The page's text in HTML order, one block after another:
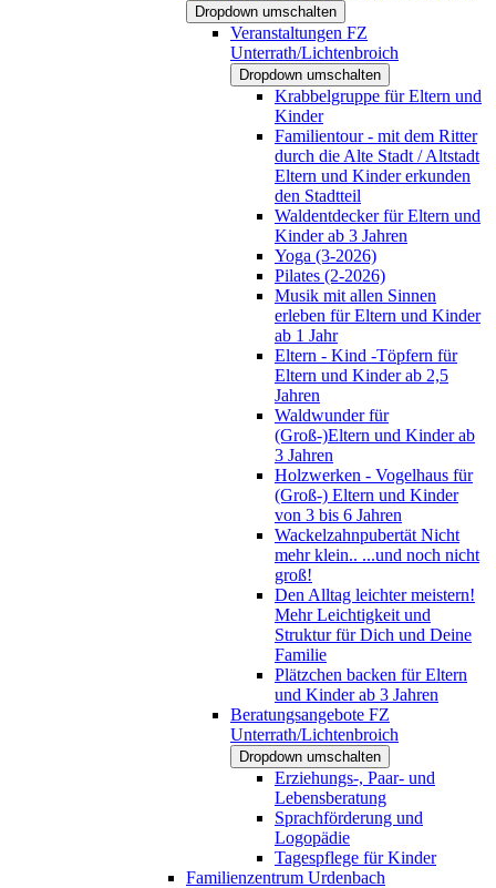
Dropdown umschalten
Veranstaltungen FZ
Unterrath/Lichtenbroich
Dropdown umschalten
Krabbelgruppe für Eltern und
Kinder
Familientour - mit dem Ritter
durch die Alte Stadt / Altstadt
Eltern und Kinder erkunden
den Stadtteil
Waldentdecker für Eltern und
Kinder ab 3 Jahren
Yoga (3-2026)
Pilates (2-2026)
Musik mit allen Sinnen
erleben für Eltern und Kinder
ab 1 Jahr
Eltern - Kind -Töpfern für
Eltern und Kinder ab 2,5
Jahren
Waldwunder für
(Groß-)Eltern und Kinder ab
3 Jahren
Holzwerken - Vogelhaus für
(Groß-) Eltern und Kinder
von 3 bis 6 Jahren
Wackelzahnpubertät Nicht
mehr klein.. ...und noch nicht
groß!
Den Alltag leichter meistern!
Mehr Leichtigkeit und
Struktur für Dich und Deine
Familie
Plätzchen backen für Eltern
und Kinder ab 3 Jahren
Beratungsangebote FZ
Unterrath/Lichtenbroich
Dropdown umschalten
Erziehungs-, Paar- und
Lebensberatung
Sprachförderung und
Logopädie
Tagespflege für Kinder
Familienzentrum Urdenbach